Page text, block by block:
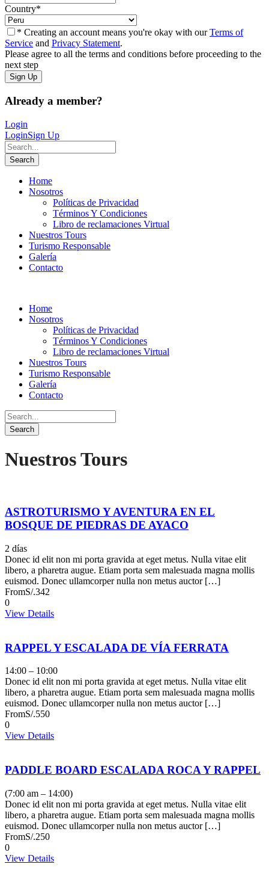
Country*
* Creating an account means you're okay with ourTerms of
Service and Privacy Statement.
Please agree to all the terms and conditions before proceeding to the
next step
Already a member?
Login
LoginSign Up
Home
Nosotros
Políticas de Privacidad
Términos Y Condiciones
Libro de reclamaciones Virtual
Nuestros Tours
Turismo Responsable
Galería
Contacto
Home
Nosotros
Políticas de Privacidad
Términos Y Condiciones
Libro de reclamaciones Virtual
Nuestros Tours
Turismo Responsable
Galería
Contacto
Nuestros Tours
ASTROTURISMO Y AVENTURA EN EL
BOSQUE DE PIEDRAS DE AYACO
2 días
Donec id elit non mi porta gravida at eget metus. Nulla vitae elit
libero, a pharetra augue. Etiam porta sem malesuada magna mollis
euismod. Donec ullamcorper nulla non metus auctor […]
FromS/.342
0
View Details
RAPPEL Y ESCALADA DE VÍA FERRATA
14:00 – 10:00
Donec id elit non mi porta gravida at eget metus. Nulla vitae elit
libero, a pharetra augue. Etiam porta sem malesuada magna mollis
euismod. Donec ullamcorper nulla non metus auctor […]
FromS/.550
0
View Details
PADDLE BOARD ESCALADA ROCA Y RAPPEL
(7:00 am – 14:00)
Donec id elit non mi porta gravida at eget metus. Nulla vitae elit
libero, a pharetra augue. Etiam porta sem malesuada magna mollis
euismod. Donec ullamcorper nulla non metus auctor […]
FromS/.250
0
View Details